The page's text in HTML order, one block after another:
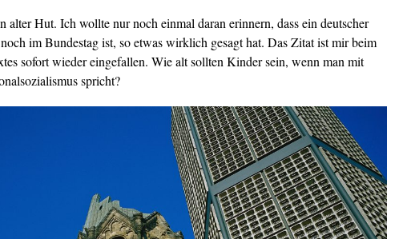
alter Hut. Ich wollte nur noch einmal daran erinnern, dass ein deutscher
im Bundestag ist, so etwas wirklich gesagt hat. Das Zitat ist mir beim
sofort wieder eingefallen. Wie alt sollten Kinder sein, wenn man mit
spricht?